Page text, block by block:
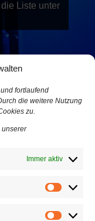
fortlaufend
die weitere Nutzung
zu.
unserer
Immer aktiv
Statistiken
Marketing
Liste unter